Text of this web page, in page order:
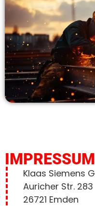
Klaas Siemens
Auricher Str. 283
26721 Emden